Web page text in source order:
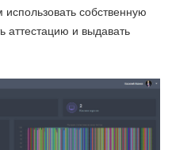
собственную
аттестацию и выдавать